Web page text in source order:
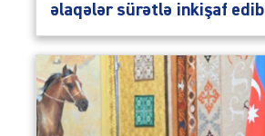
əlaqələr sürətlə inkişaf edib